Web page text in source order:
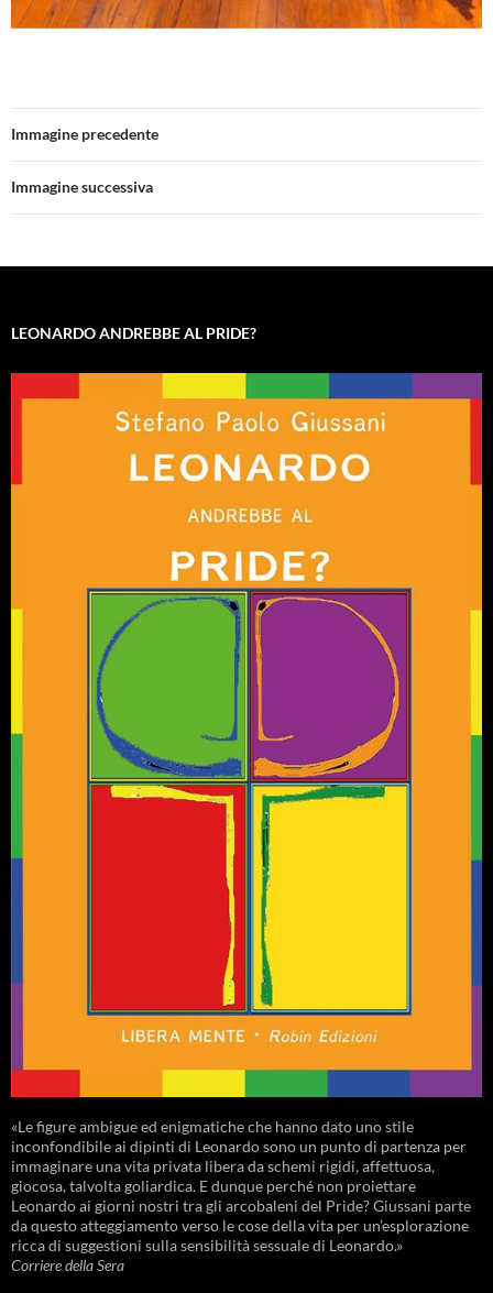
Immagine precedente
Immagine successiva
LEONARDO ANDREBBE AL PRIDE?
«Le figure ambigue ed enigmatiche che hanno dato uno stile
inconfondibile ai dipinti di Leonardo sono un punto di partenza per
immaginare una vita privata libera da schemi rigidi, affettuosa,
giocosa, talvolta goliardica. E dunque perché non proiettare
Leonardo ai giorni nostri tra gli arcobaleni del Pride? Giussani parte
da questo atteggiamento verso le cose della vita per un’esplorazione
ricca di suggestioni sulla sensibilità sessuale di Leonardo.»
Corriere della Sera